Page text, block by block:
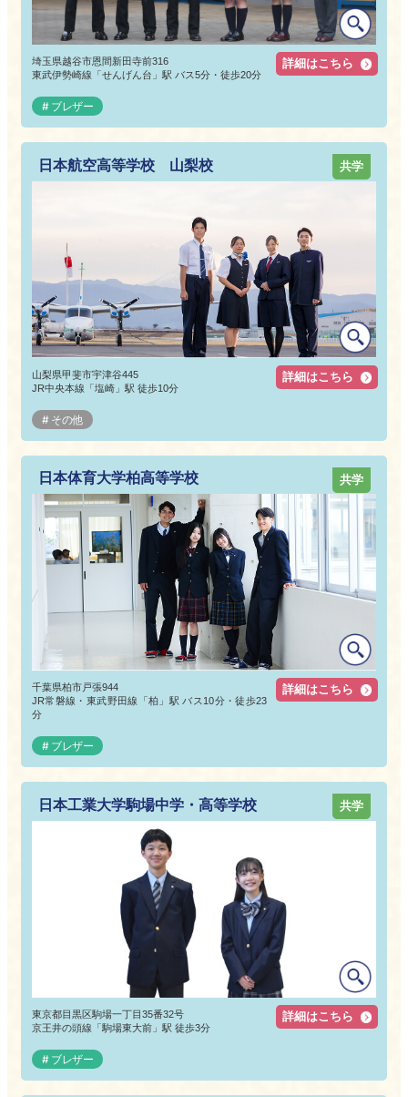
埼玉県越谷市恩間新田寺前316
東武伊勢崎線「せんげん台」駅 バス5分・徒歩20分
ブレザー
詳細はこちら
日本航空高等学校 山梨校
山梨県甲斐市宇津谷445
JR中央本線「塩崎」駅 徒歩10分
その他
共学
詳細はこちら
日本体育大学柏高等学校
千葉県柏市戸張944
JR常磐線・東武野田線「柏」駅 バス10分・徒歩23
分
ブレザー
共学
詳細はこちら
日本工業大学駒場中学・高等学校
東京都目黒区駒場一丁目35番32号
京王井の頭線「駒場東大前」駅 徒歩3分
ブレザー
共学
詳細はこちら